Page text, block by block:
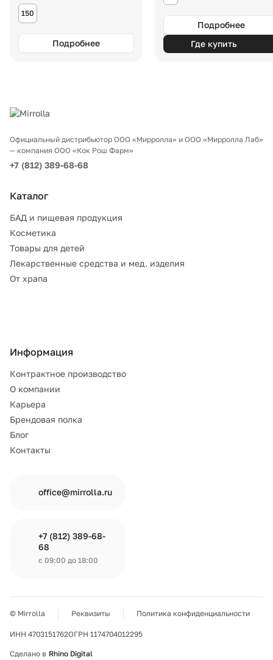
150
Подробнее
Подробнее
Где купить
Официальный дистрибьютор ООО «Мирролла» и ООО «Мирролла Лаб»
— компания ООО «Кок Рош Фарм»
+7 (812) 389-68-68
Каталог
БАД и пищевая продукция
Косметика
Товары для детей
Лекарственные средства и мед. изделия
От храпа
Информация
Контрактное производство
О компании
Карьера
Брендовая полка
Блог
Контакты
office@mirrolla.ru
+7 (812) 389-68-
68
с 09:00 до 18:00
© Mirrolla Реквизиты Политика конфиденциальности
ИНН 4703151762ОГРН 1174704012295
Сделано в Rhino Digital